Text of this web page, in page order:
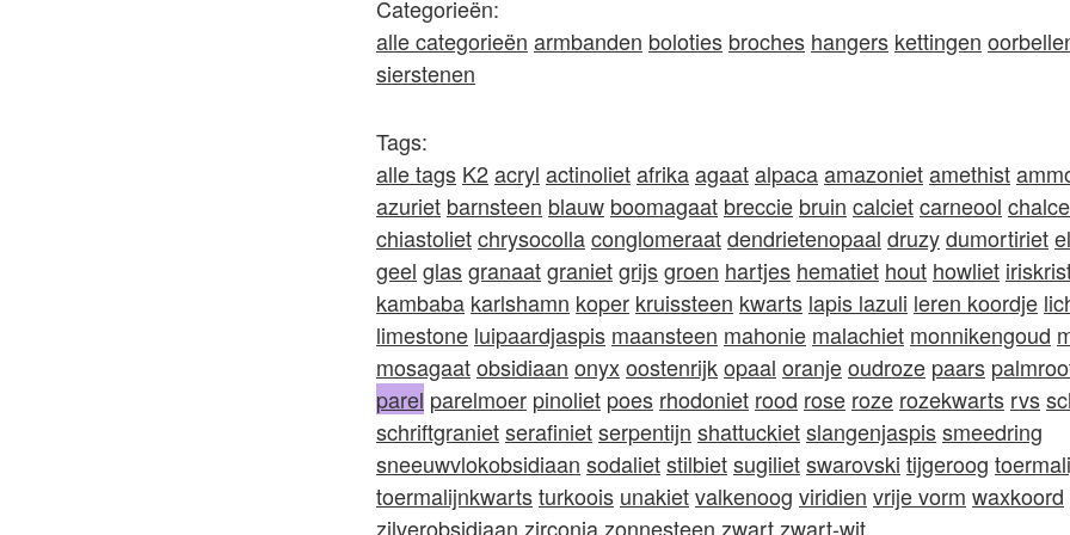
Categorieën:
alle categorieën armbanden boloties broches hangers kettingen
sierstenen
Tags:
alle tags K2acryl actinolietafrikaagaatalpacaamazonietamethist
azuriet barnsteen blauw boomagaat breccie bruin calcietcarneool
chiastolietchrysocollaconglomeraatdendrietenopaal druzydumortiriet
geel glasgranaatgranietgrijsgroen hartjes hematiet hout howliet
kambaba karlshamn koper kruissteen kwarts lapis lazuli leren koordje
limestone luipaardjaspis maansteen mahonie malachiet monnikengoud
mosagaatobsidiaan onyxoostenrijkopaal oranjeoudroze paars
parel parelmoer pinoliet poes rhodoniet rood rose roze rozekwarts rvs
schriftgranietserafinietserpentijn shattuckietslangenjaspissmeedring
sneeuwvlokobsidiaan sodalietstilbietsugilietswarovski tijgeroog
toermalijnkwartsturkoois unakietvalkenoog viridien vrije vorm waxkoord
zilverobsidiaan zirconia zonnesteen zwart zwart-wit